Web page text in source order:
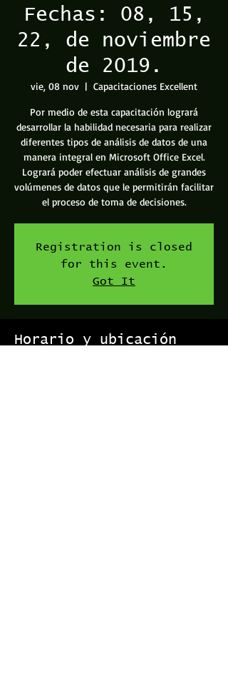
Fechas: 08, 15,
22, de noviembre
de 2019.
vie, 08 nov
  |
Capacitaciones Excellent
Por medio de esta capacitación logrará
desarrollar la habilidad necesaria para realizar
diferentes tipos de análisis de datos de una
manera integral en Microsoft Office Excel.
Logrará poder efectuar análisis de grandes
volúmenes de datos que le permitirán facilitar
el proceso de toma de decisiones.
Registration is closed
for this event.
Got It
Horario y ubicación